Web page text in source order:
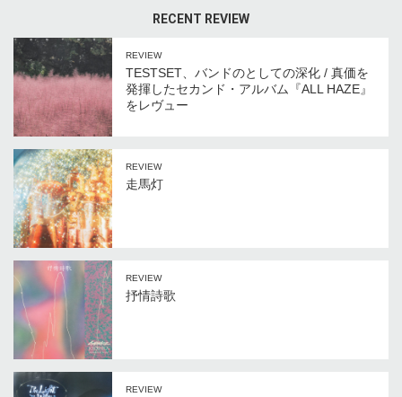
RECENT REVIEW
REVIEW
TESTSET、バンドのとしての深化 / 真価を
発揮したセカンド・アルバム『ALL HAZE』
をレヴュー
REVIEW
走馬灯
REVIEW
抒情詩歌
REVIEW